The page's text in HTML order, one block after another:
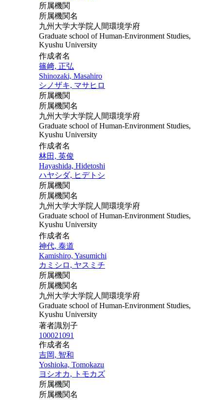
所属機関
所属機関名
九州大学大学院人間環境学府
Graduate school of Human-Environment Studies,
Kyushu University
作成者名
篠﨑, 正弘
Shinozaki, Masahiro
シノザキ, マサヒロ
所属機関
所属機関名
九州大学大学院人間環境学府
Graduate school of Human-Environment Studies,
Kyushu University
作成者名
林田, 英俊
Hayashida, Hidetoshi
ハヤシダ, ヒデトシ
所属機関
所属機関名
九州大学大学院人間環境学府
Graduate school of Human-Environment Studies,
Kyushu University
作成者名
神代, 泰道
Kamishiro, Yasumichi
カミシロ, ヤスミチ
所属機関
所属機関名
九州大学大学院人間環境学府
Graduate school of Human-Environment Studies,
Kyushu University
著者識別子
100021091
作成者名
吉岡, 智和
Yoshioka, Tomokazu
ヨシオカ, トモカズ
所属機関
所属機関名